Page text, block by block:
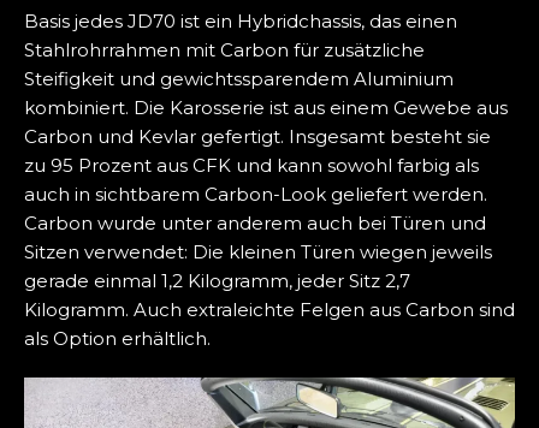
Basis jedes JD70 ist ein Hybridchassis, das einen
Stahlrohrrahmen mit Carbon für zusätzliche
Steifigkeit und gewichtssparendem Aluminium
kombiniert. Die Karosserie ist aus einem Gewebe aus
Carbon und Kevlar gefertigt. Insgesamt besteht sie
zu 95 Prozent aus CFK und kann sowohl farbig als
auch in sichtbarem Carbon-Look geliefert werden.
Carbon wurde unter anderem auch bei Türen und
Sitzen verwendet: Die kleinen Türen wiegen jeweils
gerade einmal 1,2 Kilogramm, jeder Sitz 2,7
Kilogramm. Auch extraleichte Felgen aus Carbon sind
als Option erhältlich.